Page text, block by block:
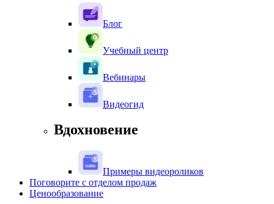
Блог
Учебный центр
Вебинары
Видеогид
Вдохновение
Примеры видеороликов
Поговорите с отделом продаж
Ценообразование